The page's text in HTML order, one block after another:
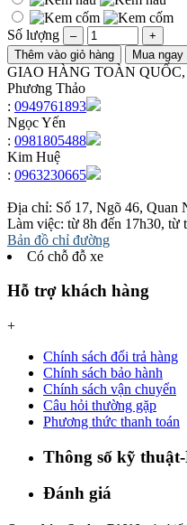
Số lượng –
+
Thêm vào giỏ hàng
Mua ngay
GIAO HÀNG TOÀN
Phương Thảo
: 0949761893
Ngọc Yến
: 0981805488
Kim Huệ
: 0963230665
Địa chỉ: Số 17, Ngõ 46, Quan
Làm việc: từ 8h đến 17h30, từ
Bản đồ chỉ đường
Có chỗ đỗ xe
Hỗ trợ khách hàng
+
Chính sách đổi trả hàng
Chính sách bảo hành
Chính sách vận chuyển
Câu hỏi thường gặp
Phương thức thanh toán
Thông số kỹ
Đánh giá